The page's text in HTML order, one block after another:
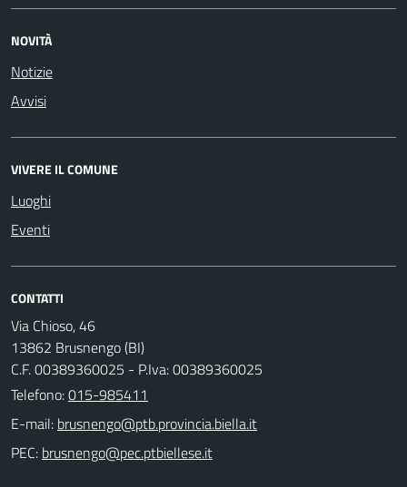
NOVITÀ
Notizie
Avvisi
VIVERE IL COMUNE
Luoghi
Eventi
CONTATTI
Via Chioso, 46
13862 Brusnengo (BI)
C.F. 00389360025 - P.Iva: 00389360025
Telefono:015-985411
E-mail:
PEC: